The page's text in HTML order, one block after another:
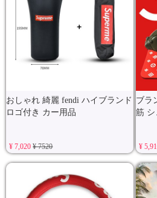
おしゃれ 綺麗 fendi ハイブランド
ロゴ付き カー用品
¥ 7,020¥ 7520
ブラ
筋 シ
¥